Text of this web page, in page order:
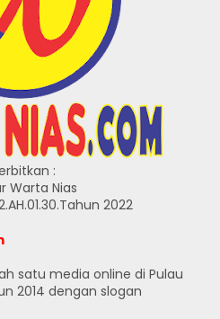
:
Warta Nias
2022
satu media online di Pulau
2014 dengan slogan